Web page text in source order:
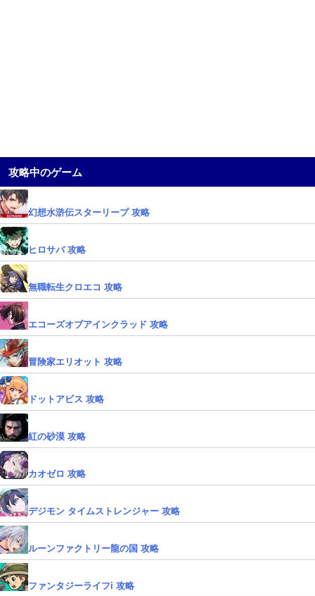
攻略中のゲーム
幻想水滸伝スターリープ 攻略
ヒロサバ 攻略
無職転生クロエコ 攻略
エコーズオブアインクラッド 攻略
冒険家エリオット 攻略
ドットアビス 攻略
紅の砂漠 攻略
カオゼロ 攻略
デジモン タイムストレンジャー 攻略
ルーンファクトリー龍の国 攻略
ファンタジーライフi 攻略